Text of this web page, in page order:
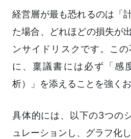
経営層が最も恐れるのは「
た場合、どれほどの損失が
ンサイドリスクです。こ
に、稟議書には必ず「感
析）」を添えることを強くお
具体的には、以下の3つの
ュレーションし、グラフ化